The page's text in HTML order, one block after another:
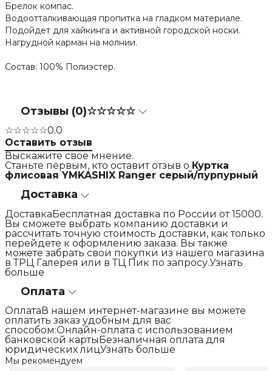
Брелок компас.
Водоотталкивающая пропитка на гладком материале.
Подойдет для хайкинга и активной городской носки.
Нагрудной карман на молнии.
Состав: 100% Полиэстер.
Отзывы (0)☆☆☆☆☆
☆☆☆☆☆0.0
Оставить отзыв
Выскажите свое мнение.
Станьте первым, кто оставит отзыв о Куртка
флисовая YMKASHIX Ranger серый/пурпурный
Доставка
ДоставкаБесплатная доставка по России от 15000.
Вы сможете выбрать компанию доставки и
рассчитать точную стоимость доставки, как только
перейдете к оформлению заказа. Вы также
можете забрать свои покупки из нашего магазина
в ТРЦ Галерея или в ТЦ Пик по запросу.Узнать
больше
Оплата
ОплатаВ нашем интернет-магазине вы можете
оплатить заказ удобным для вас
способом:Онлайн-оплата с использованием
банковской картыБезналичная оплата для
юридических лицУзнать больше
Мы рекомендуем